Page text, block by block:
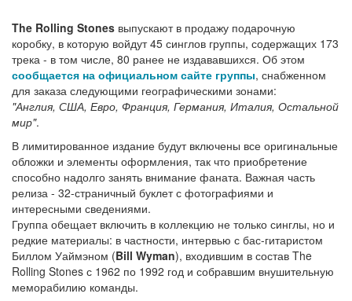
The Rolling Stones выпускают в продажу подарочную
коробку, в которую войдут 45 синглов группы, содержащих 173
трека - в том числе, 80 ранее не издававшихся. Об этом
сообщается на официальном сайте группы, снабженном
для заказа следующими географическими зонами:
"Англия, США, Евро, Франция, Германия, Италия, Остальной
мир".
В лимитированное издание будут включены все оригинальные
обложки и элементы оформления, так что приобретение
способно надолго занять внимание фаната. Важная часть
релиза - 32-страничный буклет с фотографиями и
интересными сведениями.
Группа обещает включить в коллекцию не только синглы, но и
редкие материалы: в частности, интервью с бас-гитаристом
Биллом Уаймэном (Bill Wyman), входившим в состав The
Rolling Stones с 1962 по 1992 год и собравшим внушительную
меморабилию команды.